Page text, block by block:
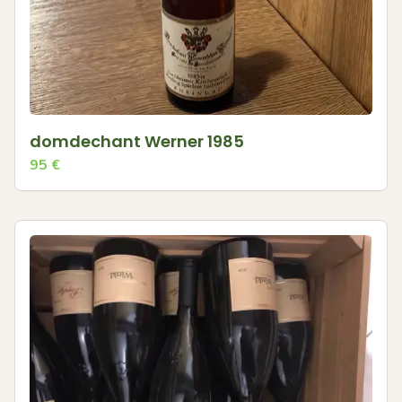
domdechant Werner 1985
95 €